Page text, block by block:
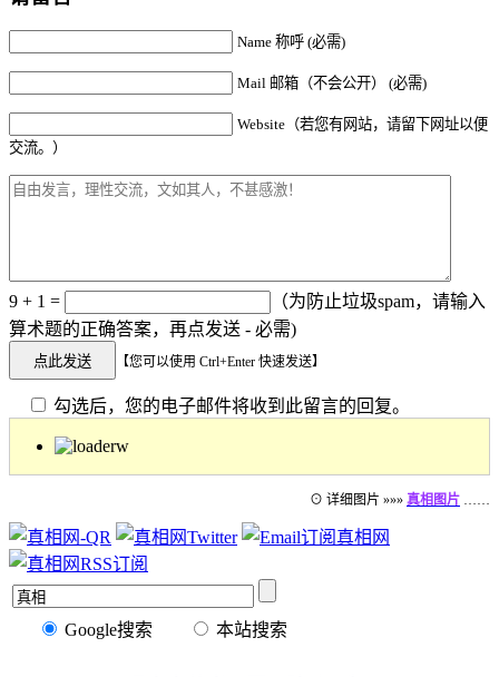
Name 称呼 (必需)
Mail 邮箱（不会公开） (必需)
Website（若您有网站，请留下网址以便
交流。）
9 + 1 =
（为防止垃圾spam，请输入
算术题的正确答案，再点发送 - 必需)
【您可以使用 Ctrl+Enter 快速发送】
勾选后，您的电子邮件将收到此留言的回复。
⊙ 详细图片 »»» 真相图片 ……
Google搜索 本站搜索